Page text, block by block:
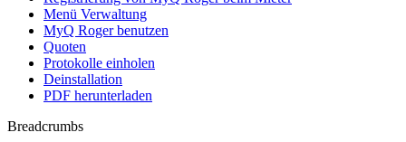
Menü Verwaltung
MyQ Roger benutzen
Quoten
Protokolle einholen
Deinstallation
PDF herunterladen
Breadcrumbs